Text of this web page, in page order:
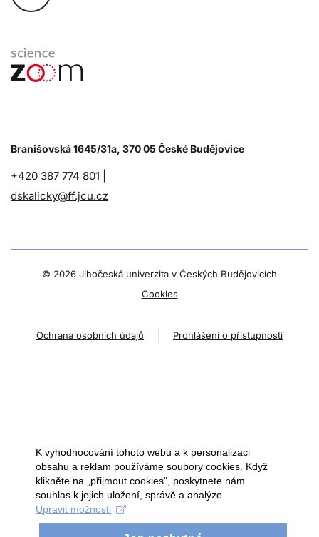
Branišovská 1645/31a, 370 05 České Budějovice
+420 387 774 801 |
dskalicky@ff.jcu.cz
© 2026 Jihočeská univerzita v Českých Budějovicích
Cookies
Ochrana osobních údajů Prohlášení o přístupnosti
K vyhodnocování tohoto webu a k personalizaci
obsahu a reklam používáme soubory cookies. Když
klikněte na „přijmout cookies", poskytnete nám
souhlas k jejich uložení, správě a analýze.
Upravit možnosti